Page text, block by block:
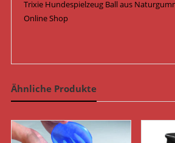
Trixie Hundespielzeug Ball aus
Online Shop
Ähnliche Produkte